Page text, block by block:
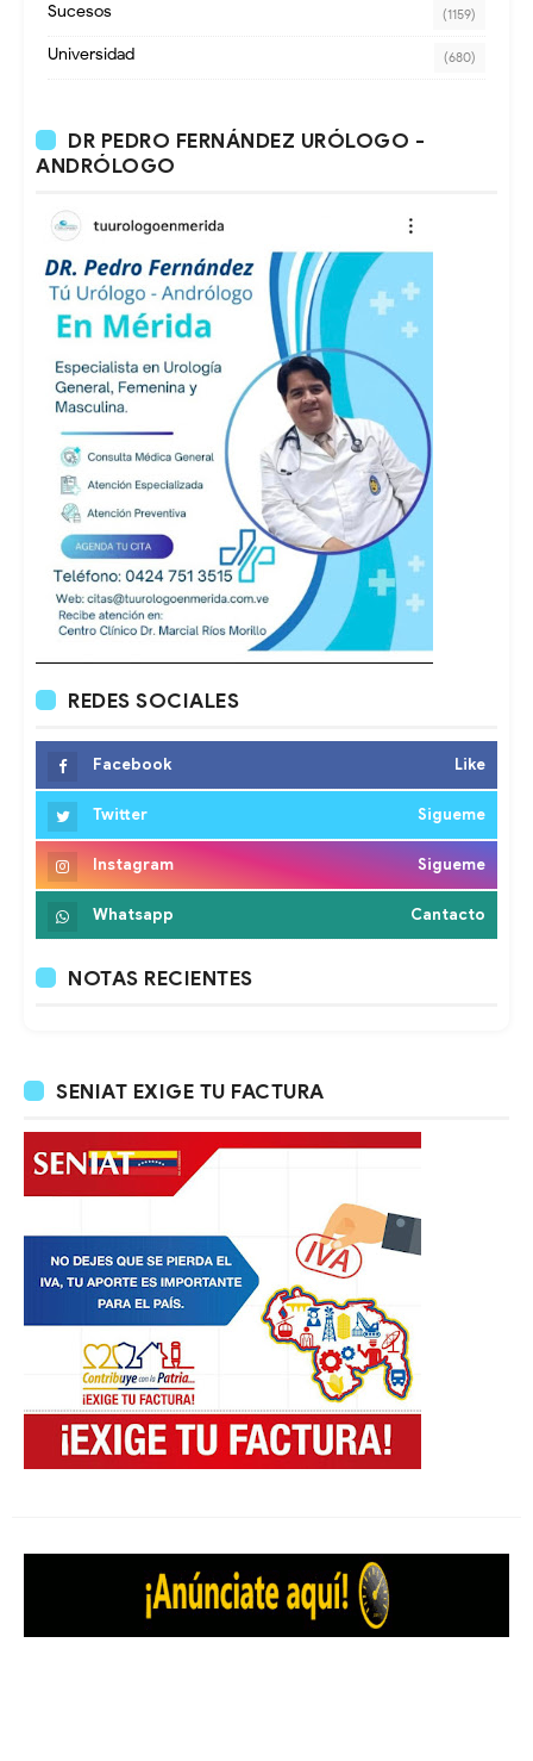
Sucesos (1159)
Universidad (680)
DR PEDRO FERNÁNDEZ URÓLOGO -
ANDRÓLOGO
REDES SOCIALES
Facebook Like
Twitter Sigueme
Instagram Sigueme
Whatsapp Cantacto
NOTAS RECIENTES
SENIAT EXIGE TU FACTURA